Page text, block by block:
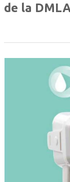
de la